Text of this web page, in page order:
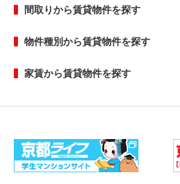
間取りから賃貸物件を探す
物件種別から賃貸物件を探す
家賃から賃貸物件を探す